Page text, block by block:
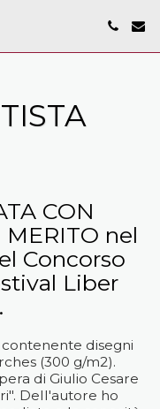
CON
nel
Concorso
Liber
disegni
(300 g/m2).
di Giulio Cesare
Dell'autore ho